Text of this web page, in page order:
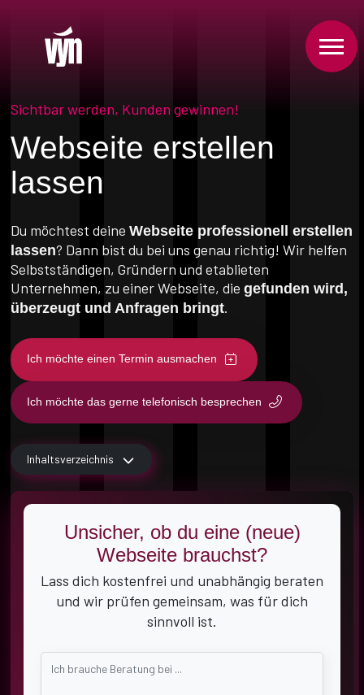
Sichtbar werden, Kunden gewinnen!
Webseite erstellen
lassen
Du möchtest deine Webseite professionell erstellen
lassen? Dann bist du bei uns genau richtig! Wir helfen
Selbstständigen, Gründern und etablieten
Unternehmen, zu einer Webseite, die gefunden wird,
überzeugt und Anfragen bringt.
Ich möchte einen Termin ausmachen
Ich möchte das gerne telefonisch besprechen
Inhaltsverzeichnis
Unsicher, ob du eine (neue)
Webseite brauchst?
Lass dich kostenfrei und unabhängig beraten
und wir prüfen gemeinsam, was für dich
sinnvoll ist.